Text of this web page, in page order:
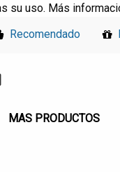
su uso. Más
Recomendado
MAS PRODUCTOS